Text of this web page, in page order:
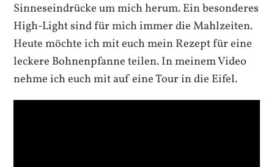
Sinneseindrücke um mich herum. Ein besonderes
High-Light sind für mich immer die Mahlzeiten.
Heute möchte ich mit euch mein Rezept für eine
leckere Bohnenpfanne teilen. In meinem Video
nehme ich euch mit auf eine Tour in die Eifel.